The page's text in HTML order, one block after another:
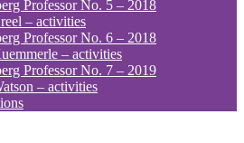
Professor No. 5 – 2018
– activities
Professor No. 6 – 2018
– activities
Professor No. 7 – 2019
– activities